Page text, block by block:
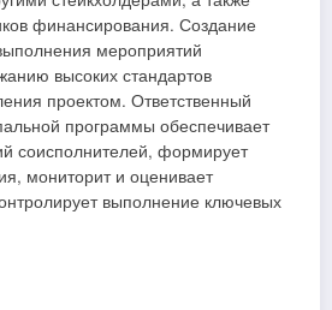
финансирования. Создание
мероприятий
высоких стандартов
проектом. Ответственный
программы обеспечивает
соисполнителей, формирует
мониторит и оценивает
выполнение ключевых